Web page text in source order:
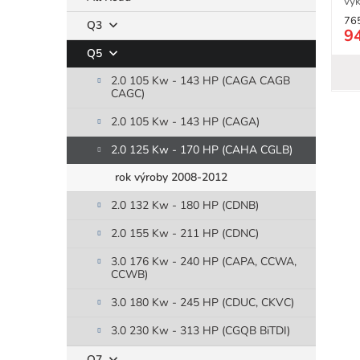
Q3
Q5
2.0 105 Kw - 143 HP (CAGA CAGB
CAGC)
2.0 105 Kw - 143 HP (CAGA)
2.0 125 Kw - 170 HP (CAHA CGLB)
rok výroby 2008-2012
2.0 132 Kw - 180 HP (CDNB)
2.0 155 Kw - 211 HP (CDNC)
3.0 176 Kw - 240 HP (CAPA, CCWA,
CCWB)
3.0 180 Kw - 245 HP (CDUC, CKVC)
3.0 230 Kw - 313 HP (CGQB BiTDI)